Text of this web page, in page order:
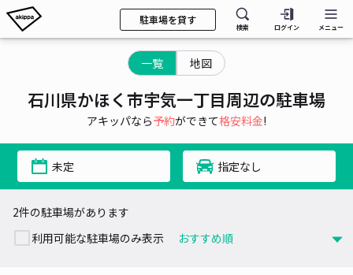
駐車場を貸す
検索 ログイン メニュー
一覧 地図
石川県かほく市宇気一丁目周辺の駐車場
アキッパなら予約ができて格安料金!
未定 指定なし
2件の駐車場があります
利用可能な駐車場のみ表示